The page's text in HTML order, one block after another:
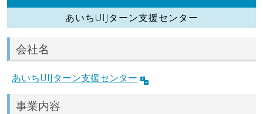
あいちUIJターン支援センター
会社名
あいちUIJターン支援センター
事業内容